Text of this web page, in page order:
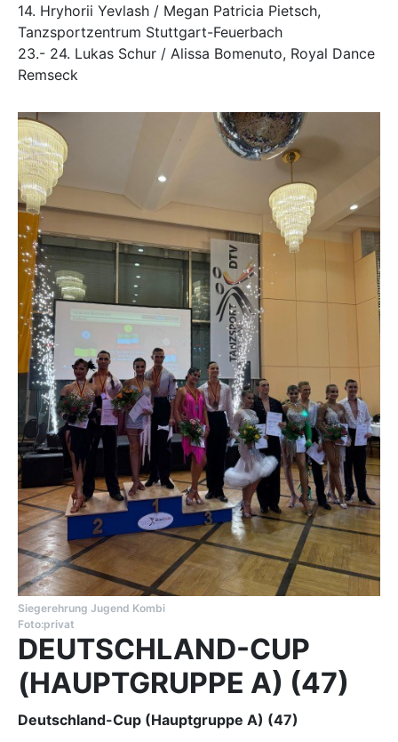
14. Hryhorii Yevlash / Megan Patricia Pietsch,
Tanzsportzentrum Stuttgart-Feuerbach
23.- 24. Lukas Schur / Alissa Bomenuto, Royal Dance
Remseck
Siegerehrung Jugend Kombi
Foto:privat
DEUTSCHLAND-CUP
(HAUPTGRUPPE A) (47)
Deutschland-Cup (Hauptgruppe A) (47)